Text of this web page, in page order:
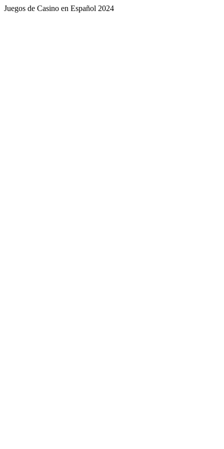
Juegos de Casino en Español 2024